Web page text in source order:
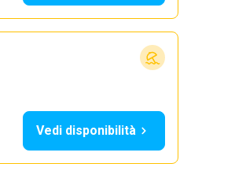
Vedi disponibilità